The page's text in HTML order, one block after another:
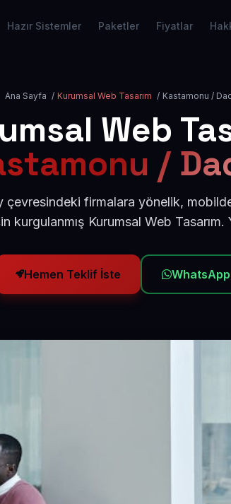
Hazır Sistemler Paketler Fiyatlar
Ana Sayfa / Kurumsal Web Tasarım / Kastamonu /
Web
/
çevresindeki firmalara yönelik,
kurgulanmış Kurumsal Web Tasarım.
Hemen Teklif İste WhatsApp